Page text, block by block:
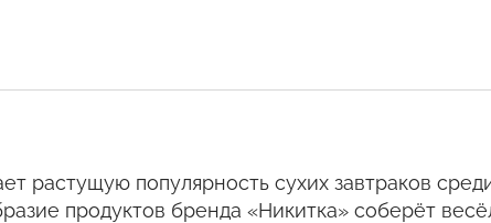
растущую популярность сухих завтраков
продуктов бренда «Никитка» соберёт